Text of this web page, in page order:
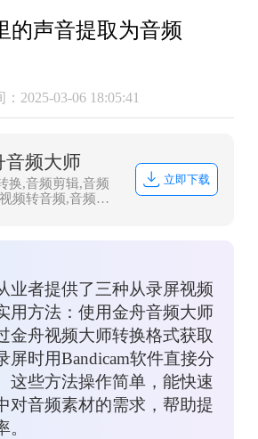
的声音提取为音频
：2025-03-06 18:05:41
音频大师
换,音频剪辑,音频
频转音频,音频分
立即下载
业者提供了三种从录屏视频
用方法：使用金舟音频大师
金舟视频大师转换格式获取
屏时用Bandicam软件直接分
这些方法操作简单，能快速
对音频素材的需求，帮助提